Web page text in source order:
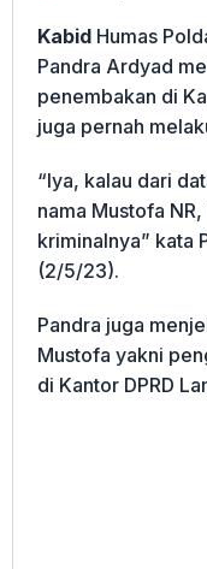
Kabid Humas
Pandra Ardyad
penembakan di
juga pernah
“Iya, kalau dari
nama Mustofa
kriminalnya” kata
(2/5/23).
Pandra juga
Mustofa yakni
di Kantor DPRD